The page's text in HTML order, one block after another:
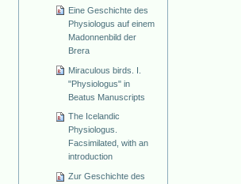
Eine Geschichte des
Physiologus auf einem
Madonnenbild der
Brera
Miraculous birds. I.
"Physiologus" in
Beatus Manuscripts
The Icelandic
Physiologus.
Facsimilated, with an
introduction
Zur Geschichte des